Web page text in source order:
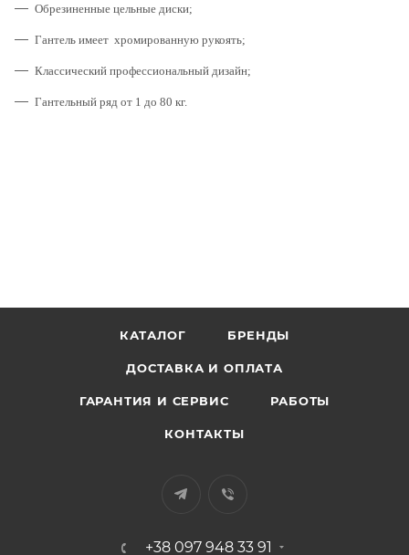
Обрезиненные цельные диски;
Гантель имеет хромированную рукоять;
Классический профессиональный дизайн;
Гантельный ряд от 1 до 80 кг.
КАТАЛОГ БРЕНДЫ
ДОСТАВКА И ОПЛАТА
ГАРАНТИЯ И СЕРВИС РАБОТЫ
КОНТАКТЫ
+38 097 948 33 91